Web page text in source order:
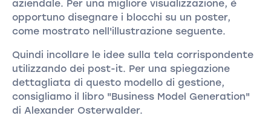
aziendale. Per una migliore visualizzazione, è
opportuno disegnare i blocchi su un poster,
come mostrato nell'illustrazione seguente.
Quindi incollare le idee sulla tela corrispondente
utilizzando dei post-it. Per una spiegazione
dettagliata di questo modello di gestione,
consigliamo il libro "Business Model Generation"
di Alexander Osterwalder.